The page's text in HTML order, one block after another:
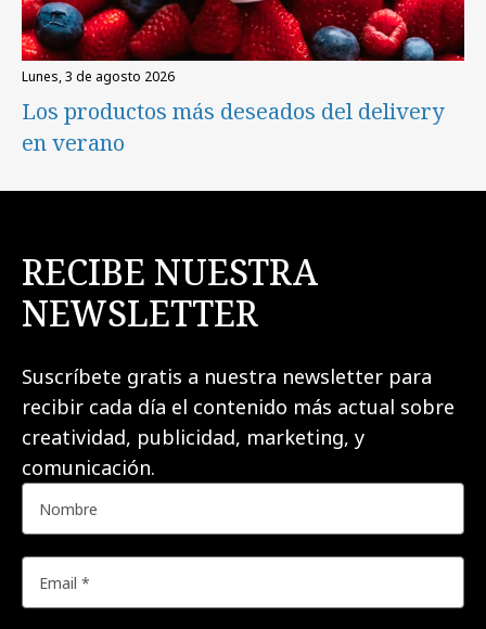
lunes, 3 de agosto 2026
Los productos más deseados del delivery
en verano
RECIBE NUESTRA
NEWSLETTER
Suscríbete gratis a nuestra newsletter para
recibir cada día el contenido más actual sobre
creatividad, publicidad, marketing, y
comunicación.